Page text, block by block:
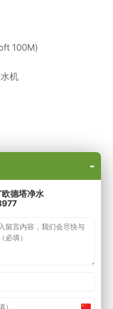
100M)
机
-
德塔净水